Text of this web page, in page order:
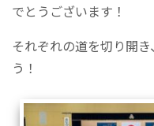
でとうございます！
それぞれの道を切り開
う！